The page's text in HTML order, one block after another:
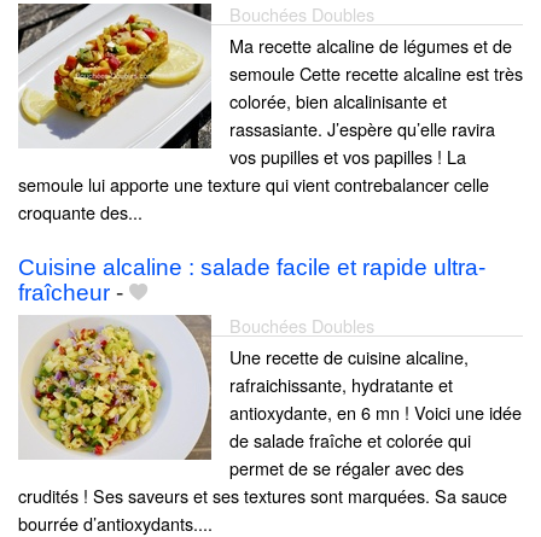
Bouchées Doubles
Ma recette alcaline de légumes et de
semoule Cette recette alcaline est très
colorée, bien alcalinisante et
rassasiante. J’espère qu’elle ravira
vos pupilles et vos papilles ! La
semoule lui apporte une texture qui vient contrebalancer celle
croquante des...
Cuisine alcaline : salade facile et rapide ultra-
fraîcheur -
Bouchées Doubles
Une recette de cuisine alcaline,
rafraichissante, hydratante et
antioxydante, en 6 mn ! Voici une idée
de salade fraîche et colorée qui
permet de se régaler avec des
crudités ! Ses saveurs et ses textures sont marquées. Sa sauce
bourrée d’antioxydants....